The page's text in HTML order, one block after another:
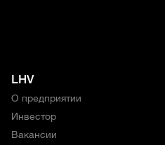
LHV
О предприятии
Инвестор
Вакансии